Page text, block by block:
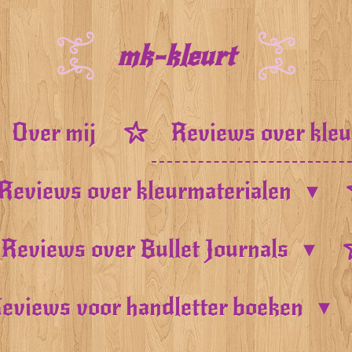
mk-kleurt
Over mij Reviews over
over kleurmaterialen
Reviews over Bullet Journals
voor handletter boeken